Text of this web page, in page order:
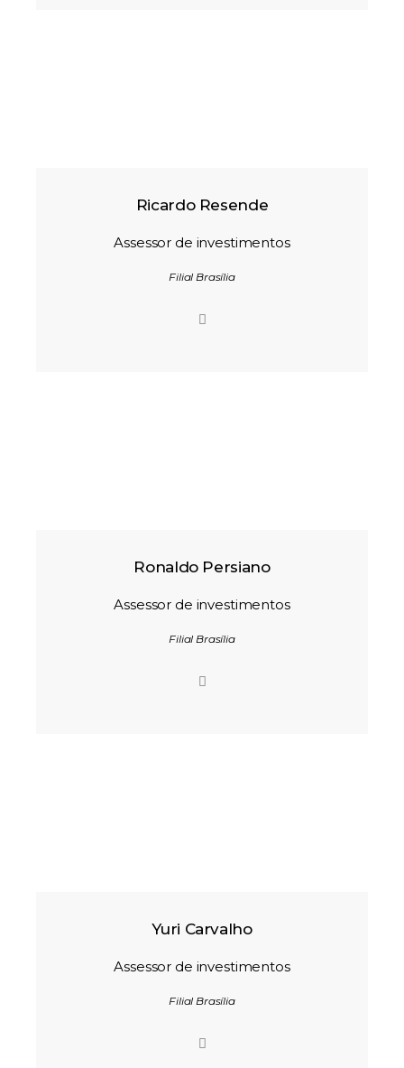
Ricardo Resende
Assessor de investimentos
Filial Brasília
Ronaldo Persiano
Assessor de investimentos
Filial Brasília
Yuri Carvalho
Assessor de investimentos
Filial Brasília